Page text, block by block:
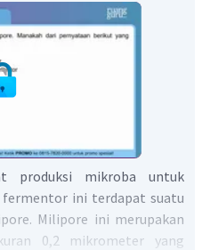
produksi mikroba untuk
fermentor ini terdapat suatu
Milipore ini merupakan
0,2 mikrometer yang